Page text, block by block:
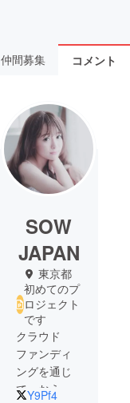
仲間募集 コメント
SOW
JAPAN
東京都
初めてのプ
ロジェクト
です
クラウド
ファンディ
ングを通じ
て、おうち
Y9Pf4